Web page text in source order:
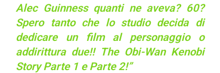
Alec Guinness quanti ne aveva? 60?
Spero tanto che lo studio decida di
dedicare un film al personaggio o
addirittura due!! The Obi-Wan Kenobi
Story Parte 1 e Parte 2!”